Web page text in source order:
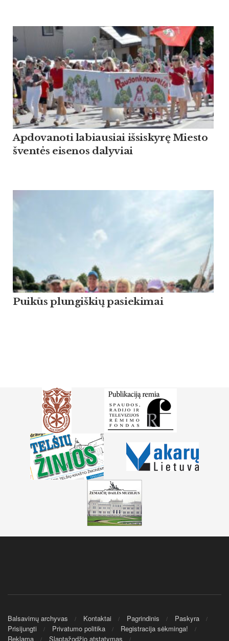
Apdovanoti labiausiai išsiskyrę Miesto
šventės eisenos dalyviai
Puikūs plungiškių pasiekimai
Balsavimų archyvas Kontaktai Pagrindinis
Paskyra
Prisijungti
Privatumo politika
Registracija sėkminga!
Reklama
Slaptažodžio atstatymas